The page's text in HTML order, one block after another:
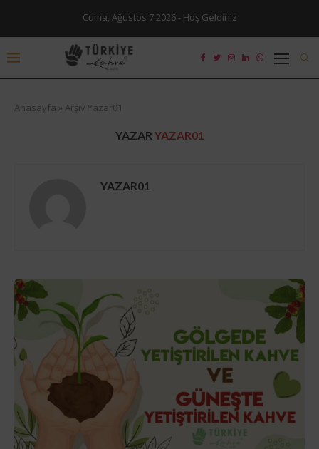
Cuma, Ağustos 7 2026 - Hoş Geldiniz
Anasayfa » Arşiv Yazar01
YAZAR YAZAR01
YAZAR01